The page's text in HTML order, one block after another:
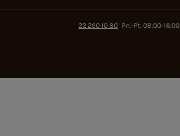
22 290 10 80 Pn.-Pt. 08:00-16:00